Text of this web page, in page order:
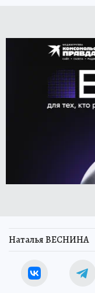
Наталья ВЕСНИНА